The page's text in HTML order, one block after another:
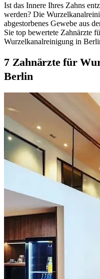
Ist das Innere Ihres Zahns
werden? Die
abgestorbenes Gewebe aus
Sie top bewertete Zahnärzte
Wurzelkanalreinigung in
7 Zahnärzte für
Berlin